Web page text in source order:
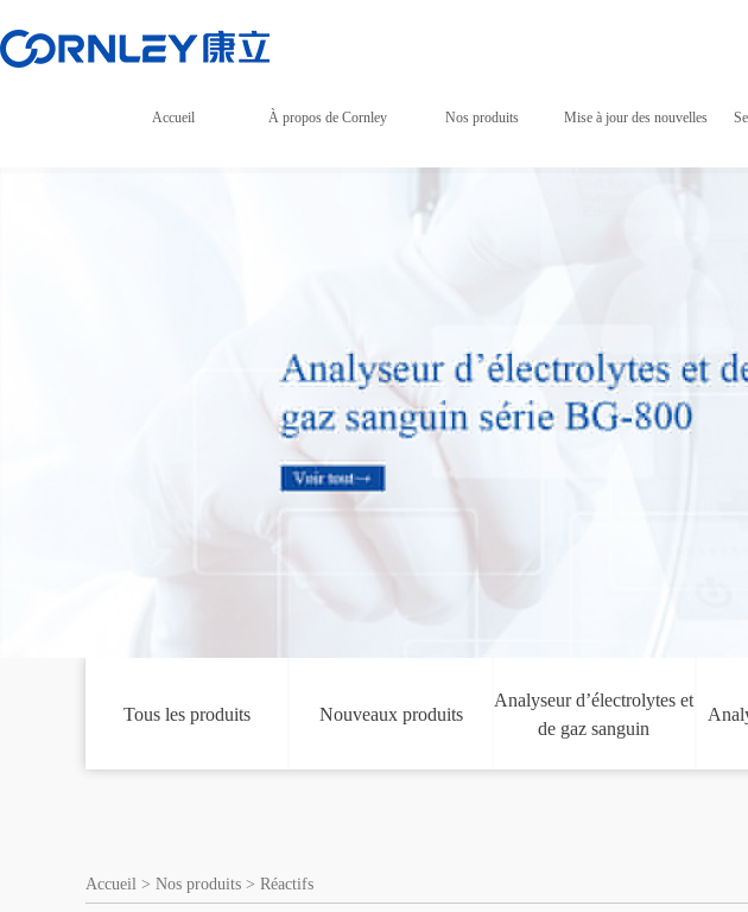
Accueil À propos de Cornley Nos produits Mise à jour des nouvelles
Tous les produits Nouveaux produits
Analyseur d’électrolytes et
de gaz sanguin
Accueil > Nos produits > Réactifs